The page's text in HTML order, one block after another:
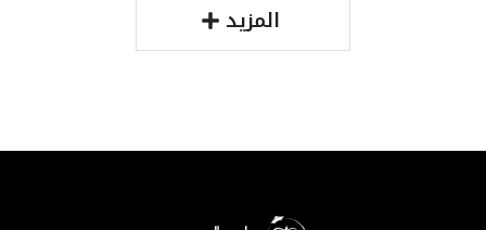
المزيد